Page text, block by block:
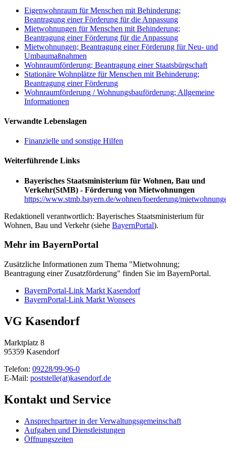
Eigenwohnraum für Menschen mit Behinderung;
Beantragung einer Förderung für die Anpassung
Mietwohnungen für Menschen mit Behinderung;
Beantragung einer Förderung für die Anpassung
Mietwohnungen; Beantragung einer Förderung für Neu- und
Umbaumaßnahmen
Wohnraumförderung; Beantragung einer Staatsbürgschaft
Stationäre Wohnplätze für Menschen mit Behinderung;
Beantragung einer Förderung
Wohnraumförderung / Wohnungsbauförderung; Allgemeine
Informationen
Verwandte Lebenslagen
Finanzielle und sonstige Hilfen
Weiterführende Links
Bayerisches Staatsministerium für Wohnen, Bau und
Verkehr(StMB) - Förderung von Mietwohnungen
https://www.stmb.bayern.de/wohnen/foerderung/
Redaktionell verantwortlich: Bayerisches Staatsministerium für
Wohnen, Bau und Verkehr (siehe BayernPortal).
Mehr im BayernPortal
Zusätzliche Informationen zum Thema "Mietwohnung;
Beantragung einer Zusatzförderung" finden Sie im BayernPortal.
BayernPortal-Link Markt Kasendorf
BayernPortal-Link Markt Wonsees
VG Kasendorf
Marktplatz 8
95359 Kasendorf
Telefon: 09228/99-96-0
E-Mail: poststelle(at)kasendorf.de
Kontakt und Service
Ansprechpartner in der Verwaltungsgemeinschaft
Aufgaben und Dienstleistungen
Öffnungszeiten